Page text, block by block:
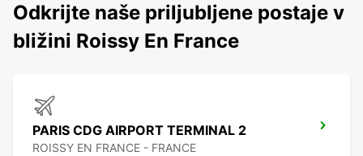
Odkrijte naše priljubljene postaje v
bližini Roissy En France
PARIS CDG AIRPORT TERMINAL 2
ROISSY EN FRANCE - FRANCE